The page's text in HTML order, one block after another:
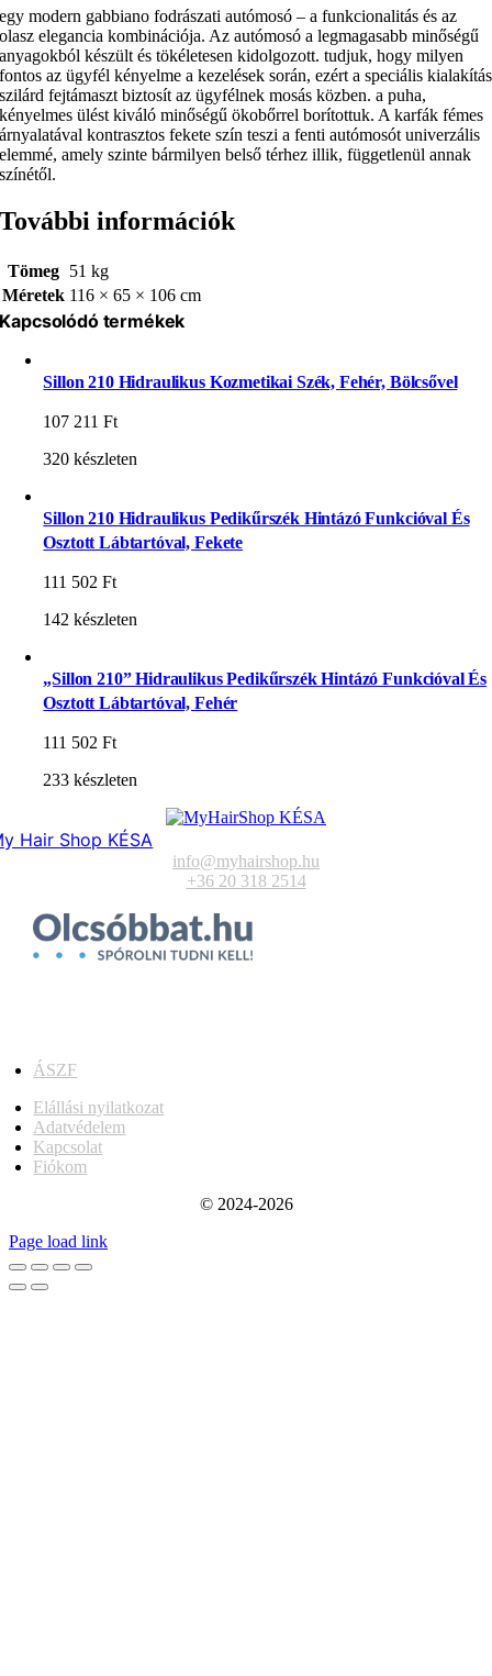
egy modern gabbiano fodrászati autómosó – a funkcionalitás és az
olasz elegancia kombinációja. Az autómosó a legmagasabb minőségű
anyagokból készült és tökéletesen kidolgozott. tudjuk, hogy milyen
fontos az ügyfél kényelme a kezelések során, ezért a speciális kialakítás
szilárd fejtámaszt biztosít az ügyfélnek mosás közben. a puha,
kényelmes ülést kiváló minőségű ökobőrrel borítottuk. A karfák fémes
árnyalatával kontrasztos fekete szín teszi a fenti autómosót univerzális
elemmé, amely szinte bármilyen belső térhez illik, függetlenül annak
színétől.
További információk
Tömeg 51 kg
Méretek 116 × 65 × 106 cm
Kapcsolódó termékek
Sillon 210 Hidraulikus Kozmetikai Szék, Fehér, Bölcsővel
107 211Ft
320 készleten
Sillon 210 Hidraulikus Pedikűrszék Hintázó Funkcióval És
Osztott Lábtartóval, Fekete
111 502Ft
142 készleten
„Sillon 210” Hidraulikus Pedikűrszék Hintázó Funkcióval És
Osztott Lábtartóval, Fehér
111 502Ft
233 készleten
Hair Shop KÉSA
info@myhairshop.hu
+36 20 318 2514
ÁSZF
Elállási nyilatkozat
Adatvédelem
Kapcsolat
Fiókom
© 2024-2026
Page load link